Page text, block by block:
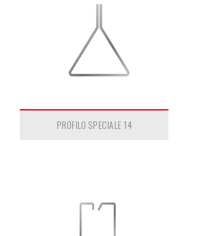
PROFILO SPECIALE 14